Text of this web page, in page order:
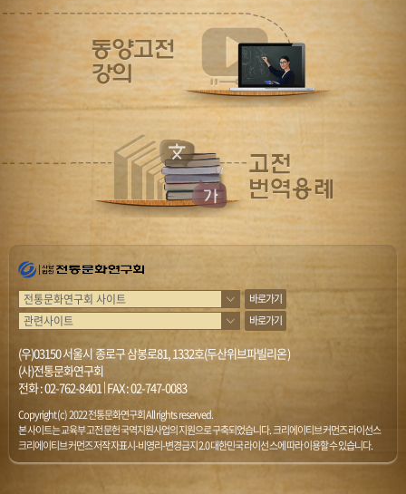
바로가기
바로가기
(우)03150 서울시 종로구 삼봉로81, 1332호(두산위브파빌리온)
(사)전통문화연구회
전화 :02-762-8401|FAX : 02-747-0083
Copyright (c) 2022 전통문화연구회 All rights reserved.
본 사이트는 교육부 고전문헌 국역지원사업의 지원으로 구축되었습니다. 크리에이티브 커먼즈 라이선스
크리에이티브 커먼즈 저작자표시-비영리-변경금지 2.0 대한민국 라이선스에 따라 이용할 수 있습니다.